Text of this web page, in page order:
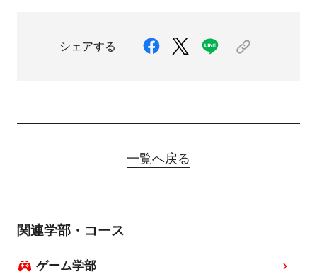
シェアする
一覧へ戻る
関連学部・コース
ゲーム学部